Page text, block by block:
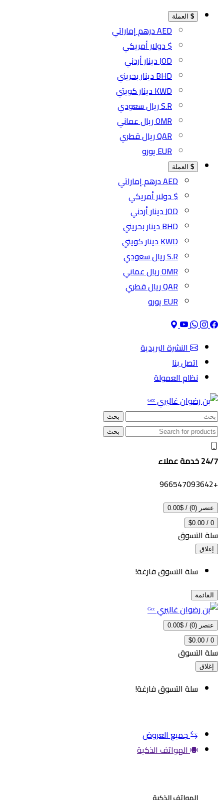
العملة
AED درهم إماراتي
$ دولار أمريكي
JOD دينار أردني
BHD دينار بحريني
KWD دينار كويتي
S.R ريال سعودي
OMR ريال عماني
QAR ريال قطري
EUR يورو
العملة
AED درهم إماراتي
$ دولار أمريكي
JOD دينار أردني
BHD دينار بحريني
KWD دينار كويتي
S.R ريال سعودي
OMR ريال عماني
QAR ريال قطري
EUR يورو
النشرة البريدية
اتصل بنا
نظام العمولة
(0)
/
$0.00
$0.00
سلة التسوق فارغة!
(0)
/
$0.00
$0.00
سلة التسوق فارغة!
جميع العروض
الهواتف الذكية